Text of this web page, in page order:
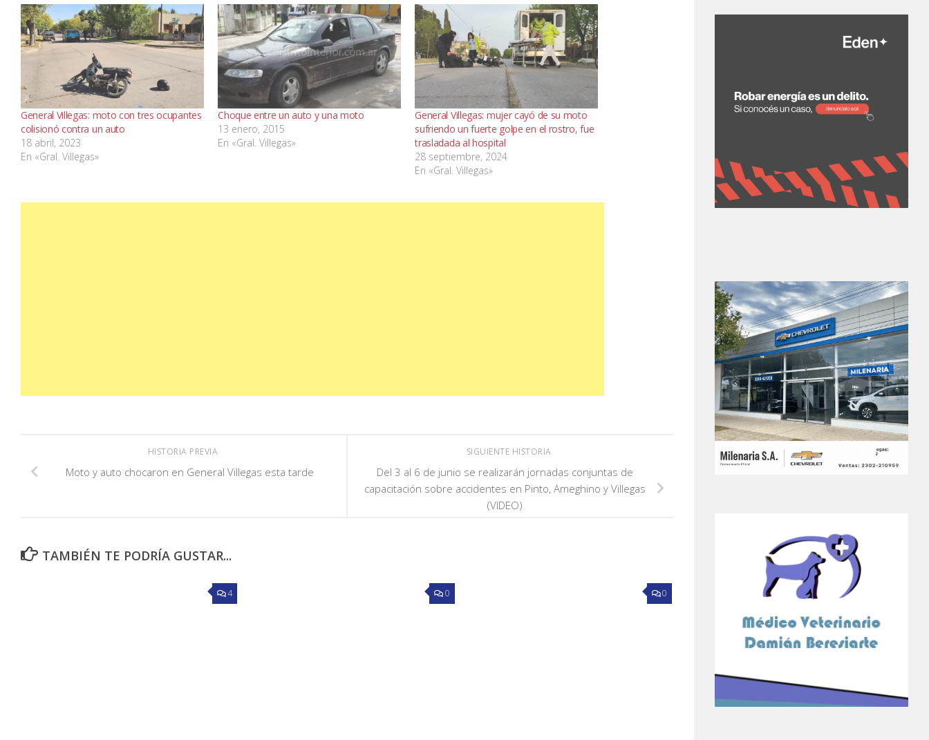
General Villegas: moto con tres ocupantes
colisionó contra un auto
18 abril, 2023
En «Gral. Villegas»
Choque entre un auto y una moto
13 enero, 2015
En «Gral. Villegas»
General Villegas: mujer cayó de su moto
sufriendo un fuerte golpe en el rostro, fue
trasladada al hospital
28 septiembre, 2024
En «Gral. Villegas»
SIGUIENTE HISTORIA
Del 3 al 6 de junio se realizarán jornadas conjuntas de
capacitación sobre accidentes en Pinto, Ameghino y Villegas
(VIDEO)
HISTORIA PREVIA
Moto y auto chocaron en General Villegas esta tarde
TAMBIÉN TE PODRÍA GUSTAR...
4 0 0